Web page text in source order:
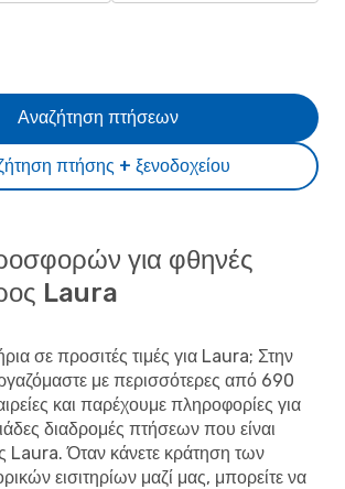
πτήσης + ξενοδοχείου
Αναζήτηση πτήσεων
για φθηνές
Laura
σε προσιτές τιμές για Laura; Στην
με περισσότερες από 690
και παρέχουμε πληροφορίες για
διαδρομές πτήσεων που είναι
Laura. Όταν κάνετε κράτηση των
εισιτηρίων μαζί μας, μπορείτε να